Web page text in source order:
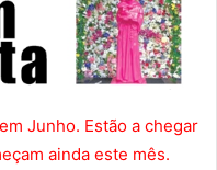
Junho. Estão a chegar
ainda este mês.